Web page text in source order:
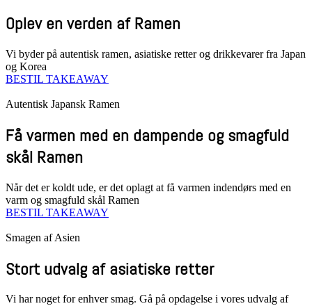
Oplev en verden af Ramen
Vi byder på autentisk ramen, asiatiske retter og drikkevarer fra Japan
og Korea
BESTIL TAKEAWAY
Autentisk Japansk Ramen
Få varmen med en dampende og smagfuld
skål Ramen
Når det er koldt ude, er det oplagt at få varmen indendørs med en
varm og smagfuld skål Ramen
BESTIL TAKEAWAY
Smagen af Asien
Stort udvalg af asiatiske retter
Vi har noget for enhver smag. Gå på opdagelse i vores udvalg af